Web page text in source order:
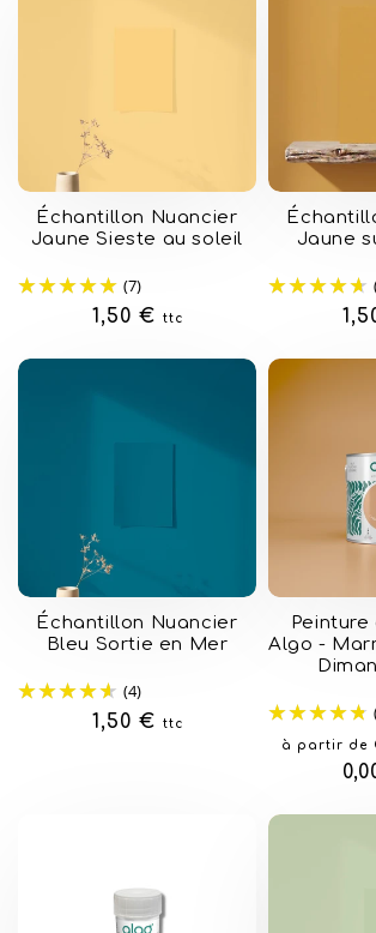
Échantillon Nuancier
Jaune Sieste au soleil
(7)
Prix
1,50 € ttc
Jaune
Échantillon Nuancier
Bleu Sortie en Mer
(4)
Prix
1,50 € ttc
Algo -
Prix
habituel
à partir de